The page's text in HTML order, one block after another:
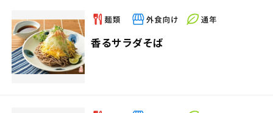
香るサラダそば